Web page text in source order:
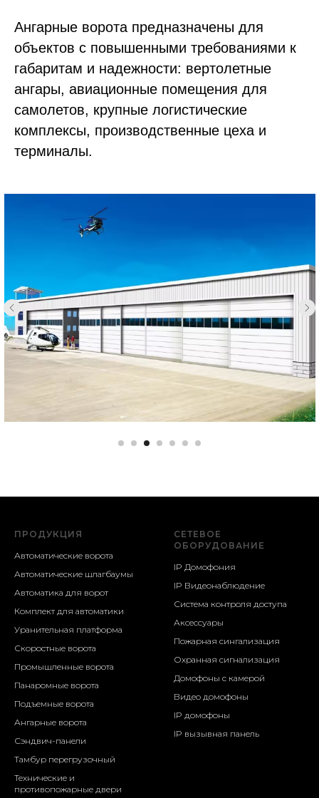
Ангарные ворота предназначены для
объектов с повышенными требованиями к
габаритам и надежности: вертолетные
ангары, авиационные помещения для
самолетов, крупные логистические
комплексы, производственные цеха и
терминалы.
ПРОДУКЦИЯ
Автоматические ворота
Автоматические шлагбаумы
Автоматика для ворот
Комплект для автоматики
Уранительная платформа
Скоростные ворота
Промышленные ворота
Панаромные ворота
Подъемные ворота
Ангарные ворота
Сэндвич-панели
Тамбур перегрузочный
Технические и
противопожарные двери
СЕТЕВОЕ
ОБОРУДОВАНИЕ
IP Домофония
IP Видеонаблюдение
Система контроля доступа
Аксессуары
Пожарная сингализация
Охранная сигнализация
Домофоны с камерой
Видео домофоны
IP домофоны
IP вызывная панель